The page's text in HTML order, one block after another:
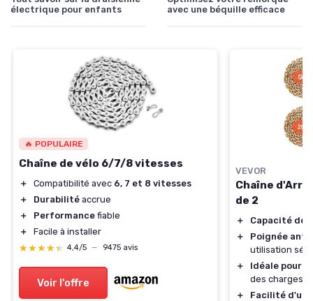
électrique pour enfants
avec une béquille efficace
🔥 POPULAIRE
Chaîne de vélo 6/7/8 vitesses
＋ Compatibilité avec 6, 7 et 8 vitesses
＋
Durabilité accrue
＋
Performance fiable
＋
Facile à installer
★★★★★
★★★★★ 4,4/5 — 9475 avis
Voir l'offre
VEVOR
Chaîne
de 2
＋
Capacité de
＋
Poignée
utilisation
＋
Idéale pour
des charges
＋
Facilité